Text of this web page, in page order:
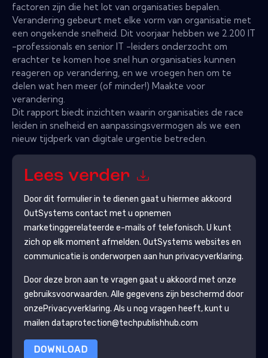
factoren zijn die het lot van organisaties bepalen.
Verandering gebeurt met elke vorm van organisatie met
een ongekende snelheid. Dit voorjaar hebben we 2.200 IT
-professionals en senior IT -leiders onderzocht om
erachter te komen hoe snel hun organisaties kunnen
reageren op verandering, en we vroegen hen om te
delen wat hen meer (of minder!) Maakte voor
verandering.
Dit rapport biedt inzichten waarin organisaties de race
leiden in snelheid en aanpassingsvermogen als we een
nieuw tijdperk van digitale urgentie betreden.
Lees verder
Door dit formulier in te dienen gaat u hiermee akkoord
OutSystems contact met u opnemen
marketinggerelateerde e-mails of telefonisch. U kunt
zich op elk moment afmelden. OutSystems websites en
communicatie is onderworpen aan hun privacyverklaring.
Door deze bron aan te vragen gaat u akkoord met onze
gebruiksvoorwaarden. Alle gegevens zijn beschermd door
onzePrivacyverklaring. Als u nog vragen heeft, kunt u
mailen dataprotection@techpublishhub.com
DOWNLOAD